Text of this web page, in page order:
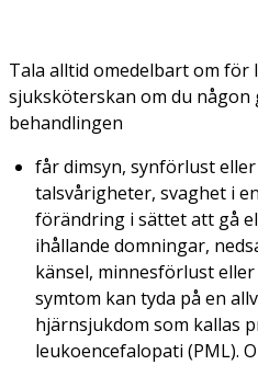
Tala alltid omedelbart om för
sjuksköterskan om du
behandlingen
får dimsyn, synförlust
talsvårigheter, svaghet i
förändring i sättet att gå
ihållande domningar,
känsel, minnesförlust
symtom kan tyda på en
hjärnsjukdom som kallas
leukoencefalopati (PML).